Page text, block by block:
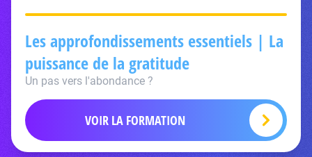
Les approfondissements essentiels | La
puissance de la gratitude
Un pas vers l'abondance ?
VOIR LA FORMATION